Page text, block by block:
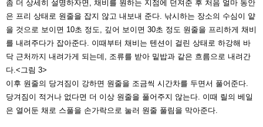
좀 더 상세히 설명하자면, 채비를 원하는 지점에 던져준 후 처음 얼마 동안
은 프리 상태로 원줄을 잡지 않고 내 보내 준다. 낚시하는 장소의 수심이 얕
을 것으로 보이면 10초 정도, 깊어 보이면 30초 정도 원줄을 프리하게 채 비
를 내려주다가 잡아준다. 이때부터 채비는 텐션이 걸린 상태로 하강해 바
닥 근처까지 내려가게 되는데, 조류를 받아 밑밥과 같은 흐름으로 내려간
다.<그림 3>
이후 원줄의 당겨짐이 강하면 원줄을 조금씩 시간차를 두면서 풀어준다.
당겨짐이 적거나 없다면 더 이상 원줄을 풀어주지 않는다. 이때 릴의 베일
은 열 어둔 채로 스풀을 손가락으로 눌러 원 줄 풀림을 막아준다.